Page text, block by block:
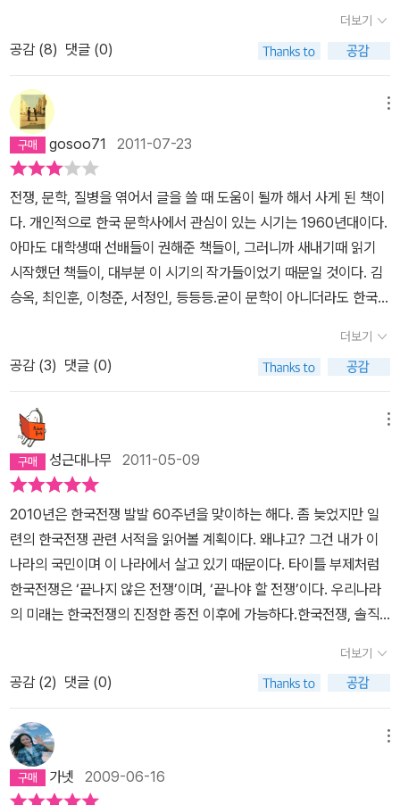
한국전쟁(Korean War)은 과거 매카시즘적인 반공주의 국가였던 한
국 사회에서 다양한 시각에서 해석되기 매우 힘든 주제였다. 브루스
커밍스나 박명림, 정병준, 박태균 등 그 외의 여러 학자들이 한국전쟁
에 대한 심도있는 연구를 단행했고, 여러 연구 성과물을 만들어 냈지
만, 한국 사회가 가지고 있는 한국전쟁에 대한 시각은 아주 편협한 틀
에 박혀 있다고 할 수 있다. 그것은 우리 사회가 반공주의라는 영역을
극복하지 못했다는 점과 국가 보안법이라는 일제 치안유지법의 후신
을 그대로 유지하고 있기 때문이라고 생각한다. 한국전쟁 55주년에
맞춰 박태균 교수가 집필한 책 <한국전쟁>은 학계의 여러 평가 및 분
석을 다루고 있다. 또한 한국전쟁 이전의 통일 운동이나, 민간인 학살,
미국의 정책, 이승만 암살 시도, 미국의 세균전, 박헌영 숙청, 남북한
정권의 강화 등 여러 가지 주제를 다뤘다. 무엇보다 이해하기 다소 힘
든 학술서가 아닌 일반인들이 쉽게 이해할 수 있는 대중서라는 의미
를 가지고 있으며, 탈반공주의화를 위해 여러 부분에서 시도한 성과
전쟁에 대한 모든 시각을 전부다 동의한다고 할 수는 없다. 분명 내 생
각과 다른 부분도 있다. 그러나 기본적인 맥락에선 일치하는 부분이
일치하지 않는 부분보다 훨씬 더 많았던 것 같다. 저자 또한 반공주
의를 벗어던지려는 여러 노력들을 책에서 보여줬다. 즉 ‘북한은 무조
건 나쁜놈’과 같은 과거 반공주의 프레임을 최대한 많이 벗어던지려
노력했다는 것이다. 나는 이런 점이 책을 읽으면서 만족스러웠다. 한
국전쟁에 대해 잘 모르는 이들도 이 책을 읽게 된다면 많은 것을 얻을
수 있을 것이다. 따라서 이 책의 일독을 적극 권하는 바이다.
진실로 향하는 유일한 길이 아님을 알았다면 그것만으로도 그 수준낮
은 세미나의 역할은 다한 것이리라.박태균 교수의 <한국전쟁>은 20
05년 여러 매체에서 올해의 책으로 선정될 만큼 스포트라이트를 받
았다.결론적으로 말하자면 그럴 말한 가치가 있는 좋은 책이다.특히
반강제성을 띤 역사세미나의 수혜를 받지 못한 요즘 대학생 친구들에
게 추천할 만 하다.(책 좀 팔아 줄려면 대학 논술에도 좋다고 해야하
나..) 이 책의 미덕은 여러가지다.우선 한국전쟁에 대한 입체적 접근
이 돋보인다.이 책은 그동안 학계의 한국전쟁 연구의 다이제스트판이
다.물론 책의 분량이 그리 많지 않아 상세한 접근은 애초부터 힘들었
을 것이다.저자는 이 책이 개론서만은 아니라고 말한다.그러나 독특
한 시각보다는 그간의 연구를 종합한 성격이 훨씬 강한 것이 사실이
다.그래서 한국전쟁에 관해 몇권의 책을 본 사람들에게 이 책은 수능
쟁을 둘러싼 다양한 시각을 제공해 준다.전쟁의 기원에 대한 이야기
의 사주를 받은 김일성 정권의 도발이 그 원인이다.하지만 좀 더 근원
적으로 전쟁의 기원을 살피면 국내 갈등과 한반도를 둘러싼 국제 정
세의 변화가 그 기원이 될 수 있다.저자는 내적 기원론과 외적 기원론
으로 나누어 이를 설명한다.내적 기원론의 핵심은 한반도 내의 좌우
익 정치갈등이 전쟁의 원인이라는 것이다.외적 기원론은 한반도 내에
서 소련에 비해 열세적 권력 구도를 형성한 미국의 한반도 정책 집행
에 그 기원을 둔다.저자는 각 주장들이 가진 한계에 대해서도 짚고 넘
아가는 균형감각을 보여준다.전쟁도발에 대해서도 저자는 종합적인
시각을 유지한다. 교과서에서 배우는 남침설,그리고 북침설,대학 시
절 가장 인기가 많았던 남침유도설.특히 저자는 남침유도설에 대해
좀 더 상세히 설명한다.이를 설명하기 위해 미국 전략의 변화,미군의
소상히 설명된다.남침 유도설을 설명하는 논리가 많음에도 불구하고
1950년대 초반 한국사회의 안정성등을 들며 남침 유도설이 갖는 한
계 역시 지적한다.이 책은 한국전쟁을 둘러싼 전후 관계에 대해서도
친철하다. 전쟁 전후의 한반도 상황에 대해 거시적 시각을 가질 수 있
대해서도 한 번 더 생각해보게 된다. 맥아더 장군의 동상을 놓고 논란
이 일어난 것이 불과 몇 달 전인 것처럼 미국은 언제나 우리사회에 논
일원인 우리나라를 공산세계로부터 지켜주기 위해 참전했고 그 결과
우리가 이처럼 물질적으로 풍요롭고 발전된 국가를 이룰 수 있었다고
하면서 미국을 은인으로 받들어 모시는 태도는 - 지금 그렇게 믿는 사
람이 얼마나 될까 싶지만, 은근히 있는 것도 같다 - 문제가 있지만, 반
대로 미국에게 분단과 한국전쟁의 모든 책임을 덮어씌우는 것도 객관
적인 태도는 아니라고 본다. 그런데 미국을 보는 우리 사회의 시각은
미국을 어버이의 나라로 떠받들고, 미국의 보호로부터 벗어날 까봐
전전긍긍하는 태도 또는 미국에 대한 무조건적으로 적대적인 태도 등
극단적인 것들이 주류를 이루고 있다. 그렇지만, 저자가 지적하듯이
전혀 없다. 그보다는 그런 이분법적인 시각을 벗어나 미국의 존재와
영향을 객관적으로 바라보는 것이 미국 등 외세가 우리나라에 남겨둔
분단과 한국전쟁의 악영향에서 벗어나 통일을 이룩하기 위한 첫걸음
이 아닐까하는 생각을 해본다. 책에 관하여: 분단과 전쟁의 내적 책임
에 대하여 오스트리아, 베트남과 비교한 것이나 해방직후 외세의 개
입 중에도 분단을 극복할 기회가 있었다는 지적은 신선했다. 그리고
풍부한 사료의 직접 인용도 설득력을 높여 주었다. 그렇지만, 별도의
페이지로 편집된 근거자료 때문에 독서의 흐름이 자주 끊겼고, 책을
읽고도 무언가 정리되는 느낌보다는 저자가 의문만 제기해 놓은 것
같은 느낌이 많이 든다. 이 한권으로 한국전쟁을 정리하는 것이 불가
능함은 저자가 말한 바와 같지만, 책을 읽고도 의문만 더 늘었다는 느
낌이랄까...더 공부해야 겠다는 동기부여가 된다는 점을 좋다고 봐야
“한국전쟁”이라고 지칭하였다고 이유를 밝히고 있다. 이에 대해서
는 공감한다. 이념적인 논란은 아직도 우리의 사회 속에서 화두에 오
르내리는 주제이다. 최근에는 이념 논쟁과 검찰권 등에 관한 논란이
정치계를 휩쓸고 지나간 이야기들이 아직도 식지 않은 화두 중에 하
나일 것이다. 그런 와중에 최근에 나온 한국전쟁의 의미와 그에 따르
는 영향에 대해 나름의 객관적인 시각에서 다루고 논하려는 저자의
노력이 엿보인다. 저자의 이야기 중에 몇 가지 인상적인 면이 보인
다. 즉, 그 동안 반공교육을 받아왔던 세대들에게는 당연한 내용이고,
나 또한 당연하게 배워 왔던 질문들에 대해 학자로서의 논리적 검증
은 흥미진진하게 만든다. 일 예로 ‘누가 먼저 침략을 하였는가?’, ‘왜 1
950년6월25일 일까?’, ‘북한군의 작전과 미군의 작전은 성공하였는
가?’, ‘전쟁이 3년을 끌게 된 이유는 무엇인가’ 등등 당연하게 배워 왔
고, 반공을 기본으로 한 시각에서 주입되었던 답변에 대해 다시 한번
그 의미와 내용을 재해석을 하고 있다. 또한 전쟁 이후 미군의 군
배경이 무엇인가에 대해서도 간접적인 해답을 제공하고 있다. 최근
미군의 무고한 시민을 죽이고도 어떠한 처벌도 받지 않는 우리의 현
실과 신문지상에 오르내리는 용산기지 이전과 그에 따른 공개되지 않
은 숫한 소문들의 진상과 그 배경에는 과거 한국전쟁을 통한 한국과
미국의 관계에서부터 근본 원인의 실마리를 찾을 수 있겠다는 생각을
해 본다. 한 때는 한국전쟁의 연합군 총사령관이었던 맥아더의 동
상이 인천자유공원에서 철거되어야 하느니, 말아야 하느니 하는 논란
으로 신문방송의 뉴스로 등장하였고, 이런 논란은 아직도 끝나지 않
은 상황이다. 그런 와중에 이 책에서 이야기하는 맥아더에 대한 한국
패 기준과 우리가 보는 성패의 내용은 분명 다르리라 생각된다. 허나
이런 내용 속에 변하지 말아야 할 내용으로는 희생을 최소화 하는 내
용으로 전쟁을 승리로 이끌었어야 하지 않았을까? 이런 관점에서 저
자는 이승만대통령의 정치활동이 맹목적인 면이 부각되고 있으며, 자
신의 개인적인 신념과도 같은 북진통일을 공공연이 비춤으로 미국을
불안하게 만들었고, 미국은 자국의 이익을 위해 강대국의 갖은 압력
더보기
공감 (8) 댓글 (0)
gosoo71 2011-07-23
전쟁, 문학, 질병을 엮어서 글을 쓸 때 도움이 될까 해서 사게 된 책이
다. 개인적으로 한국 문학사에서 관심이 있는 시기는 1960년대이다.
아마도 대학생때 선배들이 권해준 책들이, 그러니까 새내기때 읽기
시작했던 책들이, 대부분 이 시기의 작가들이었기 때문일 것이다. 김
승옥, 최인훈, 이청준, 서정인, 등등등.굳이 문학이 아니더라도 한국전
8 15 광복 이후 한반도에서 있었던 사건 중에서한국전쟁보다도 더
중요한 역사적사건이 있을까? 하지만 의외로 한국전쟁에 대해서 우
리가 알고 있는 지식은 굉장히 편협하다. 왜냐하면 우리가, 아니 내가,
알고있는 한국전쟁의 관한 모든 지식은국정교과서에서 나온 것이기
때문이다.'한국전쟁은 1950년 6월 25일 북한의 남침에서 시작되었
다'내가 알고있는 가장 기본적인 사실은 바로 이것이다. 하지만 이 책
은이한문장으로 이루어진 역사적 사건에 대한 의문을 제기한다. 남침
인가? 북침인가?남침유도인가?저자는 이 질문들에 대해 답하기 위
해서는한반도를 둘러싼 열강들의 의도를 분석하고, 남한과북한이 놓
여있는컨텍스트를 파악한다. 아니면 이런 질문도있을 수 있다.왜 19
49년이나 1951년이 아닌 왜 1950년인가?왜 5월이나 7월이 아닌
6월인가?저자의 생각들을 따라가다 보면 실제로 내가 한국전쟁에 대
해서 알고있는 대부분의 사실들이극히 지엽적이고 파편화된 것 조각
들에 불과하고, 심지어그 조각들조차도근거가 불분명하다는 사실을
을다시 검토할 수 있게 만들어 준다는 것.하지만 몇가지 아쉬운 점도
있다. 우선 후반부의 전쟁으로 인한 비극들을 묘사하는 장면에서 인
용된 박완서의 소설은 부적절했다. 왜냐하면 소설이 지극히 주관적이
고 개인적인 장르이기 때문이다.다듬어지고 짜여진 픽션보다는 좀 거
더보기
공감 (3) 댓글 (0)
성근대나무 2011-05-09
2010년은 한국전쟁 발발 60주년을 맞이하는 해다. 좀 늦었지만 일
련의 한국전쟁 관련 서적을 읽어볼 계획이다. 왜냐고? 그건 내가 이
나라의 국민이며 이 나라에서 살고 있기 때문이다. 타이틀 부제처럼
한국전쟁은 ‘끝나지 않은 전쟁’이며, ‘끝나야 할 전쟁’이다. 우리나라
의 미래는 한국전쟁의 진정한 종전 이후에 가능하다.한국전쟁, 솔직
받은 결과는 하루아침에 바꿔지지 않으니까. 한국전쟁은 종결된 전쟁
이 아니며 여전히 진행형이다. 그리고 잊혀진 것도 아니다. 주위를 둘
러보면 여전히 우리의 가족 중 연장자들은 대부분 어린 시절의 트라
우마를 가지고 살아왔다. 나는 해당 없다고 섣불리 단언하지 말라. 우
리 현대사는 정치, 경제, 사회, 문화 등 각 방면에서 좋건 나쁘건 한국
전쟁과 그 후폭풍에 압도적인 영향을 받아왔다.그런데 우리는 한국전
더보기
공감 (2) 댓글 (0)
가넷 2009-06-16